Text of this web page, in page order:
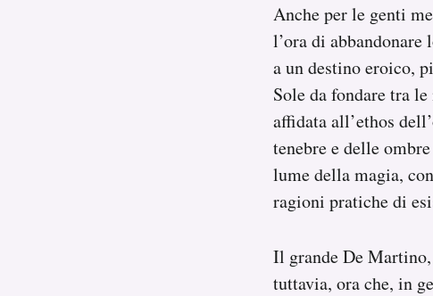
Anche per le genti
l’ora di
a un destino eroico,
Sole da fondare tra
affidata all’ethos
tenebre e delle
lume della magia,
ragioni pratiche di
Il grande De
tuttavia, ora che, in